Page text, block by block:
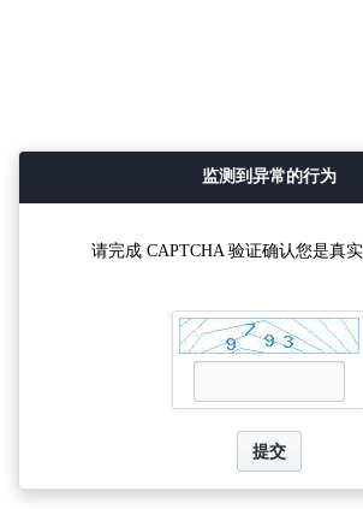
监测到异常的行为
请完成 CAPTCHA 验证确认您是真实